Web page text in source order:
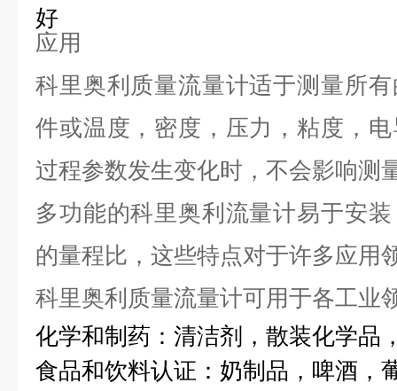
好
应用
科里奥利质量流量计适于测量所
件或温度，密度，压力，粘度，
过程参数发生变化时，不会影响测
多功能的科里奥利流量计易于安
的量程比，这些特点对于许多应用
科里奥利质量流量计可用于各工业
化学和制药：清洁剂，散装化学品
食品和饮料认证：奶制品，啤酒，